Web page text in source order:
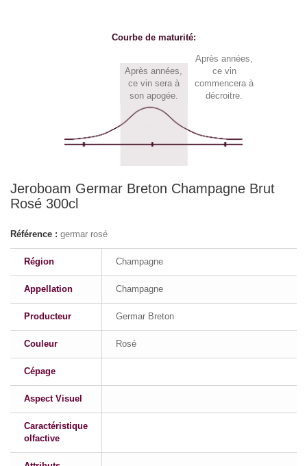
Courbe de maturité:
Après années,
ce vin sera à
son apogée.
Après années,
ce vin
commencera à
décroitre.
Jeroboam Germar Breton Champagne Brut
Rosé 300cl
Référence : germar rosé
Région Champagne
Appellation Champagne
Producteur Germar Breton
Couleur Rosé
Cépage
Aspect Visuel
Caractéristique
olfactive